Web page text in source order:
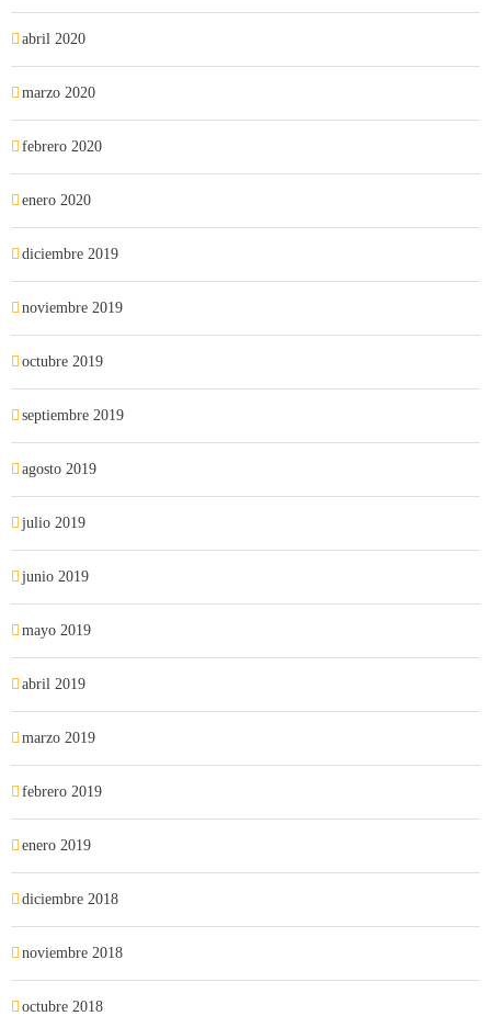
abril 2020
marzo 2020
febrero 2020
enero 2020
diciembre 2019
noviembre 2019
octubre 2019
septiembre 2019
agosto 2019
julio 2019
junio 2019
mayo 2019
abril 2019
marzo 2019
febrero 2019
enero 2019
diciembre 2018
noviembre 2018
octubre 2018